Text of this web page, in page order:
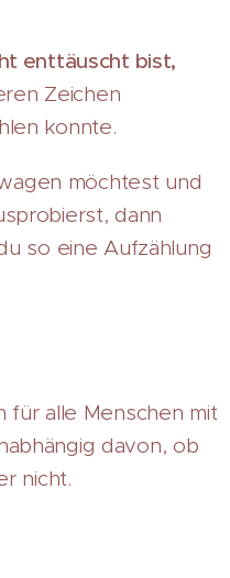
enttäuscht bist,
Zeichen
konnte.
möchtest und
dann
so eine Aufzählung
für alle Menschen mit
davon, ob
nicht.